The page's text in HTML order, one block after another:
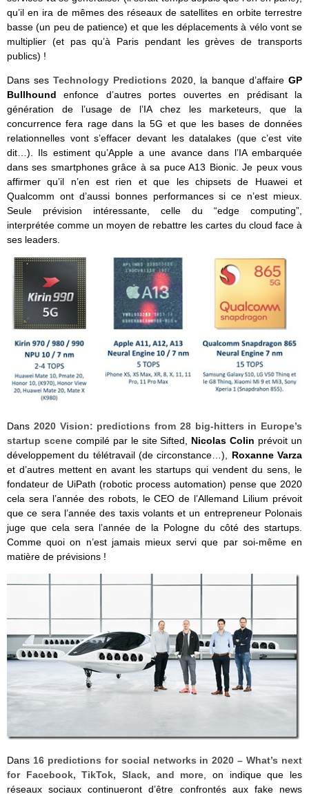
qu’il en ira de mêmes des réseaux de satellites en orbite terrestre
basse (un peu de patience) et que les déplacements à vélo vont se
multiplier (et pas qu’à Paris pendant les grèves de transports
publics) !
Dans ses Technology Predictions 2020 , la banque d’affaire GP
Bullhoundenfonce d’autres portes ouvertes en prédisant la
génération de l’usage de l’IA chez les marketeurs, que la
concurrence fera rage dans la 5G et que les bases de données
relationnelles vont s’effacer devant les datalakes (que c’est vite
dit…). Ils estiment qu’Apple a une avance dans l’IA embarquée
dans ses smartphones grâce à sa puce A13 Bionic. Je peux vous
affirmer qu’il n’en est rien et que les chipsets de Huawei et
Qualcomm ont d’aussi bonnes performances si ce n’est mieux.
Seule prévision intéressante, celle du “edge computing”,
interprétée comme un moyen de rebattre les cartes du cloud face à
ses leaders.
Dans 2020 Vision: predictions from 28 big-hitters in Europe’s
startup scenecompilé par le site Sifted, Nicolas Colin prévoit un
développement du télétravail (de circonstance…), Roxanne Varza
et d’autres mettent en avant les startups qui vendent du sens, le
fondateur de UiPath (robotic process automation) pense que 2020
cela sera l’année des robots, le CEO de l’Allemand Lilium prévoit
que ce sera l’année des taxis volants et un entrepreneur Polonais
juge que cela sera l’année de la Pologne du côté des startups.
Comme quoi on n’est jamais mieux servi que par soi-même en
matière de prévisions !
Dans 16 predictions for social networks in 2020 – What’s next
for Facebook, TikTok, Slack, and more, on indique que les
réseaux sociaux continueront d’être confrontés aux fake news